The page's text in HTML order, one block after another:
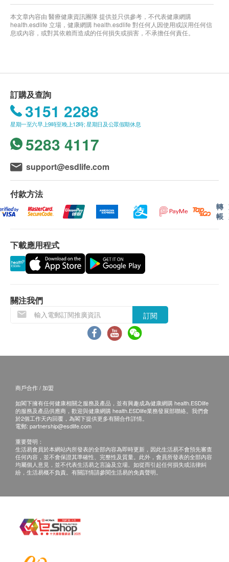
本文章內容由 醫療健康資訊團隊 提供並只供參考，不代表健康網購
health.esdlife 立場，健康網購 health.esdlife 對任何人因使用或誤用任何信
息或內容，或對其依賴而造成的任何損失或損害，不承擔任何責任。
訂購及查詢
3151 2288
星期一至六早上9時至晚上12時; 星期日及公眾假期休息
5283 4117
support@esdlife.com
付款方法
轉
帳
下載應用程式
關注我們
訂閱
商戶合作 / 加盟
如閣下擁有任何健康相關之服務及產品，並有興趣成為健康網購 health.ESDlife
的服務及產品供應商，歡迎與健康網購 health.ESDlife業務發展部聯絡。我們會
於2個工作天內回覆，為閣下提供更多有關合作詳情。
電郵: partnership@esdlife.com
重要聲明：
生活易會員於本網站內所發表的全部內容為即時更新，因此生活易不會預先審查
任何內容，並不會保證其準確性、完整性及質量。此外，會員所發表的全部內容
均屬個人意見，並不代表生活易之言論及立場。如從而引起任何損失或法律糾
紛，生活易概不負責。有關詳情請參閱生活易的免責聲明。